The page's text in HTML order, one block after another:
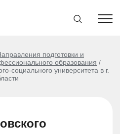
подготовки и
образования
социального университета в г.